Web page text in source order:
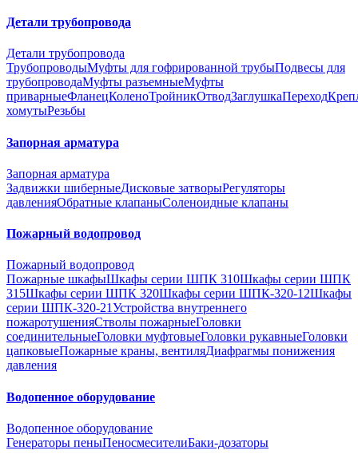
Детали трубопровода
Детали трубопровода
ТрубопроводыМуфты для гофрированной трубыПодвесы для
трубопроводаМуфты разъемныеМуфты
приварныеФланецКоленоТройникОтводЗаглушкаПереход
хомутыРезьбы
Запорная арматура
Запорная арматура
Задвижки шиберныеДисковые затворыРегуляторы
давленияОбратные клапаныСоленоидные клапаны
Пожарный водопровод
Пожарный водопровод
Пожарные шкафыШкафы серии ШПК 310Шкафы серии ШПК
315Шкафы серии ШПК 320Шкафы серии ШПК-320-12Шкафы
серии ШПК-320-21Устройства внутреннего
пожаротушенияСтволы пожарныеГоловки
соединительныеГоловки муфтовыеГоловки рукавныеГоловки
цапковыеПожарные краны, вентиляДиафрагмы понижения
давления
Водопенное оборудование
Водопенное оборудование
Генераторы пеныПеносмесителиБаки-дозаторы